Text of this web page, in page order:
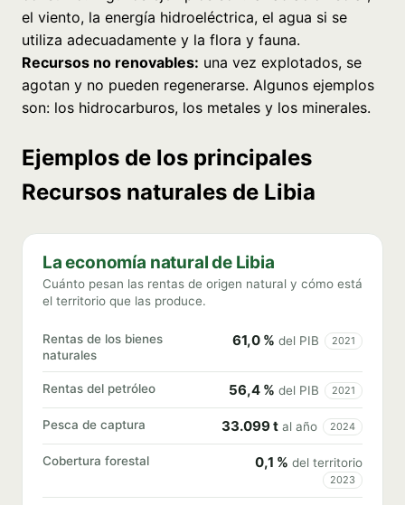
el viento, la energía hidroeléctrica, el agua si se
utiliza adecuadamente y la flora y fauna.
Recursos no renovables: una vez explotados, se
agotan y no pueden regenerarse. Algunos ejemplos
son: los hidrocarburos, los metales y los minerales.
Ejemplos de los principales
Recursos naturales de Libia
La economía natural de Libia
Cuánto pesan las rentas de origen natural y cómo está
el territorio que las produce.
Rentas de los bienes
naturales
61,0 % del PIB 2021
Rentas del petróleo 56,4 % del PIB 2021
Pesca de captura 33.099 t al año 2024
Cobertura forestal 0,1 % del territorio
2023